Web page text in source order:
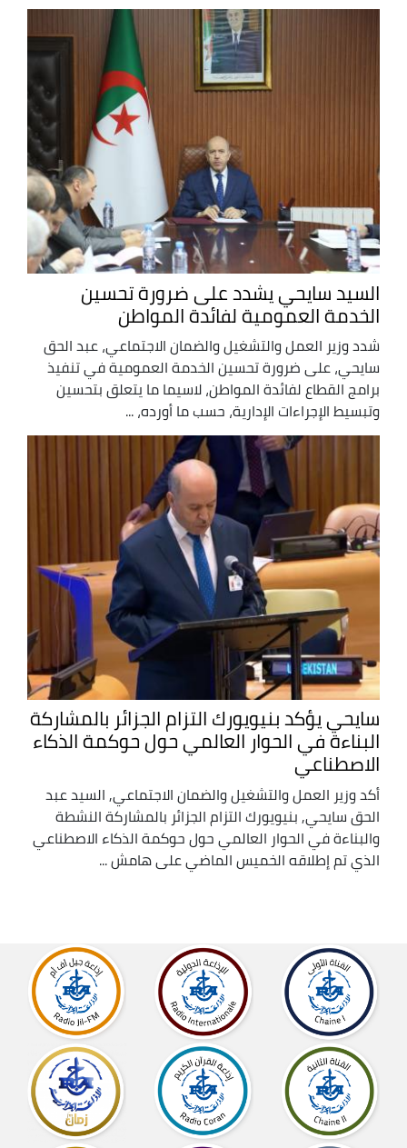
السيد سايحي يشدد على ضرورة تحسين
الخدمة العمومية لفائدة المواطن
شدد وزير العمل والتشغيل والضمان الاجتماعي، عبد الحق
سايحي، على ضرورة تحسين الخدمة العمومية في تنفيذ
برامج القطاع لفائدة المواطن، لاسيما ما يتعلق بتحسين
وتبسيط الإجراءات الإدارية، حسب ما أورده، ...
سايحي يؤكد بنيويورك التزام الجزائر بالمشاركة
البناءة في الحوار العالمي حول حوكمة الذكاء
الاصطناعي
أكد وزير العمل والتشغيل والضمان الاجتماعي, السيد عبد
الحق سايحي, بنيويورك التزام الجزائر بالمشاركة النشطة
والبناءة في الحوار العالمي حول حوكمة الذكاء الاصطناعي
الذي تم إطلاقه الخميس الماضي على هامش ...